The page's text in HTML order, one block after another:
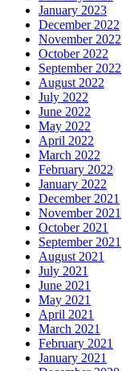
January 2023
December 2022
November 2022
October 2022
September 2022
August 2022
July 2022
June 2022
May 2022
April 2022
March 2022
February 2022
January 2022
December 2021
November 2021
October 2021
September 2021
August 2021
July 2021
June 2021
May 2021
April 2021
March 2021
February 2021
January 2021